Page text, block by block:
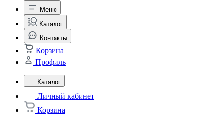
Меню
Каталог
Контакты
Корзина
Профиль
Каталог
Личный кабинет
Корзина